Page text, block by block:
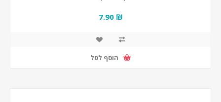
₪ 7.90
הוסף לסל